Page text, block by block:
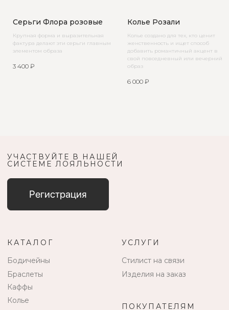
Серьги Флора розовые
Крупная форма и выразительная
фактура делают эти серьги главным
элементом образа
3 400 ₽
Колье Розали
Колье создано для тех, кто ценит
женственность и ищет способ
добавить романтичный акцент в
свой повседневный или вечерний
образ
6 000 ₽